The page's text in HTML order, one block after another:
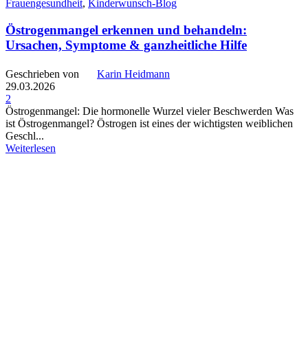
Frauengesundheit, Kinderwunsch-Blog
Östrogenmangel erkennen und behandeln:
Ursachen, Symptome & ganzheitliche Hilfe
Geschrieben von
Karin Heidmann
29.03.2026
2
Östrogenmangel: Die hormonelle Wurzel vieler Beschwerden Was
ist Östrogenmangel? Östrogen ist eines der wichtigsten weiblichen
Geschl...
Weiterlesen